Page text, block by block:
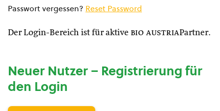
Passwort vergessen? Reset Password
Der Login-Bereich ist für aktive bio austriaPartner.
Neuer Nutzer – Registrierung für
den Login